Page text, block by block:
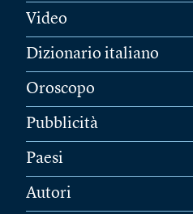
Video
Dizionario italiano
Oroscopo
Pubblicità
Paesi
Autori